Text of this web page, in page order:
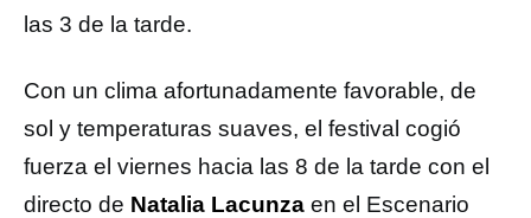
las 3 de la tarde.
Con un clima afortunadamente favorable, de
sol y temperaturas suaves, el festival cogió
fuerza el viernes hacia las 8 de la tarde con el
directo de Natalia Lacunza en el Escenario